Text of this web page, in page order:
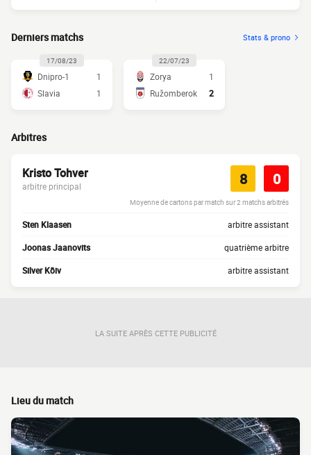
Derniers matchs Stats & prono
17/08/23
Dnipro-1
1
Slavia
1
22/07/23
Zorya
1
Ružomberok
2
Arbitres
Kristo Tohver
arbitre principal 8 0
Moyenne de cartons par match sur 2 matchs arbitrés
Sten Klaasen arbitre assistant
Joonas Jaanovits quatrième arbitre
Silver Kõiv arbitre assistant
LA SUITE APRÈS CETTE PUBLICITÉ
Lieu du match